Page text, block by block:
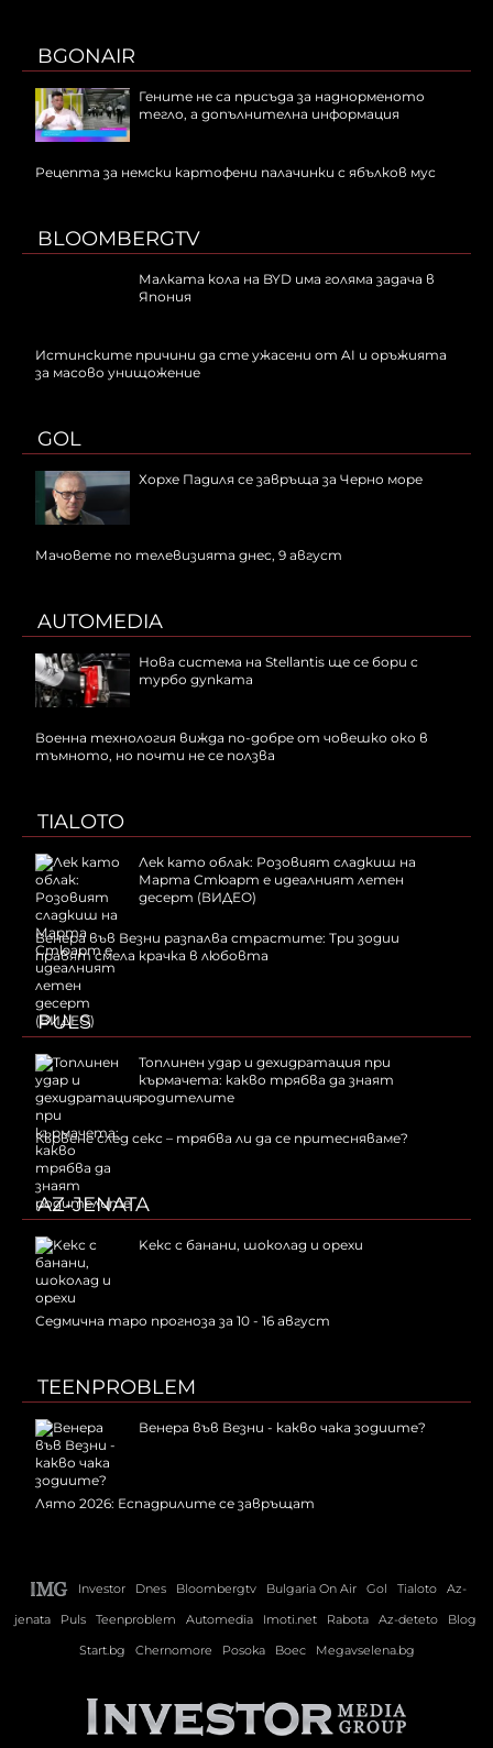
BGONAIR
Гените не са присъда за наднорменото
тегло, а допълнителна информация
Рецепта за немски картофени палачинки с ябълков мус
BLOOMBERGTV
Малката кола на BYD има голяма задача в
Япония
Истинските причини да сте ужасени от AI и оръжията
за масово унищожение
GOL
Хорхе Падиля се завръща за Черно море
Мачовете по телевизията днес, 9 август
AUTOMEDIA
Нова система на Stellantis ще се бори с
турбо дупката
Военна технология вижда по-добре от човешко око в
тъмното, но почти не се ползва
TIALOTO
Лек като облак: Розовият сладкиш на
Марта Стюарт е идеалният летен
десерт (ВИДЕО)
Венера във Везни разпалва страстите: Три зодии
правят смела крачка в любовта
PULS
Топлинен удар и дехидратация при
кърмачета: какво трябва да знаят
родителите
Кървене след секс – трябва ли да се притесняваме?
AZ-JENATA
Kекс с банани, шоколад и орехи
Седмична таро прогноза за 10 - 16 август
TEENPROBLEM
Венера във Везни - какво чака зодиите?
Лято 2026: Еспадрилите се завръщат
Investor Dnes Bloombergtv Bulgaria On Air Gol Tialoto
Az-
jenata
Puls Teenproblem Automedia Imoti.net Rabota Az-deteto
Blog
Start.bg
Chernomore Posoka Boec Megavselena.bg